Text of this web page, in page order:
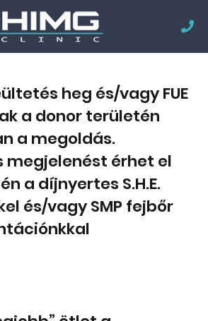
heg és/vagy FUE
a donor területén
a megoldás.
megjelenést érhet el
a díjnyertes S.H.E.
és/vagy SMP fejbőr